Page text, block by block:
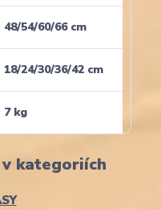
48/54/60/66 cm
18/24/30/36/42 cm
7 kg
kategoriích